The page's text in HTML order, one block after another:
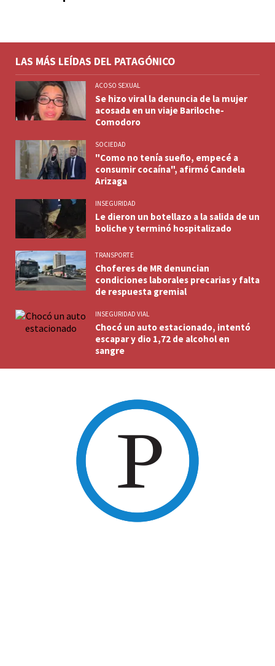
LAS MÁS LEÍDAS DEL PATAGÓNICO
ACOSO SEXUAL
Se hizo viral la denuncia de la mujer
acosada en un viaje Bariloche-
Comodoro
SOCIEDAD
"Como no tenía sueño, empecé a
consumir cocaína", afirmó Candela
Arizaga
INSEGURIDAD
Le dieron un botellazo a la salida de un
boliche y terminó hospitalizado
TRANSPORTE
Choferes de MR denuncian
condiciones laborales precarias y falta
de respuesta gremial
INSEGURIDAD VIAL
Chocó un auto estacionado, intentó
escapar y dio 1,72 de alcohol en
sangre